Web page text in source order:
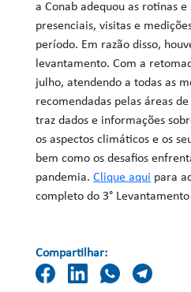
a Conab adequou as rotinas
presenciais, visitas e
período. Em razão disso,
levantamento. Com a
julho, atendendo a todas as
recomendadas pelas áreas
traz dados e informações
os aspectos climáticos e os
bem como os desafios
pandemia.Clique aqui para
completo do 3°
Compartilhar: